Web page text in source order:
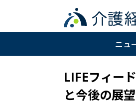
ニュ
LIFEフィー
と今後の展望